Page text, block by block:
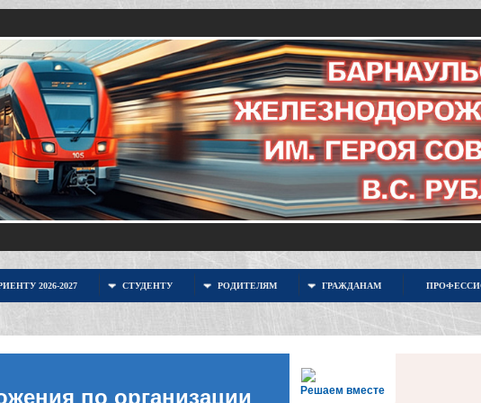
2026-2027 СТУДЕНТУ РОДИТЕЛЯМ ГРАЖДАНАМ
Решаем вместе
по организации